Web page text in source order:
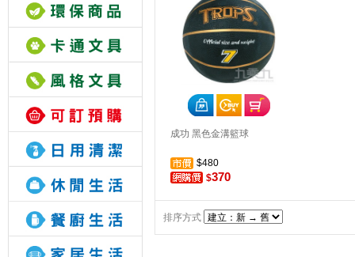
成功 黑色金溝籃球
$480
$370
排序方式